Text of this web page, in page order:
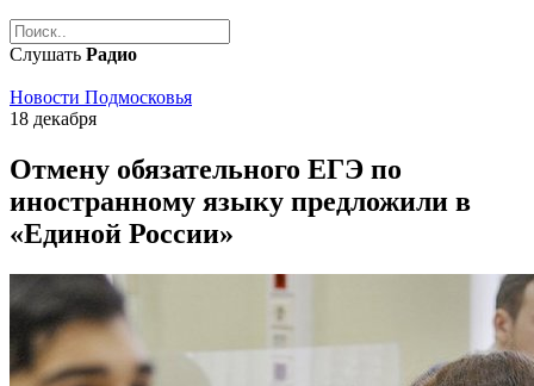
Слушать Радио
Новости Подмосковья
18 декабря
Отмену обязательного ЕГЭ по
иностранному языку предложили в
«Единой России»